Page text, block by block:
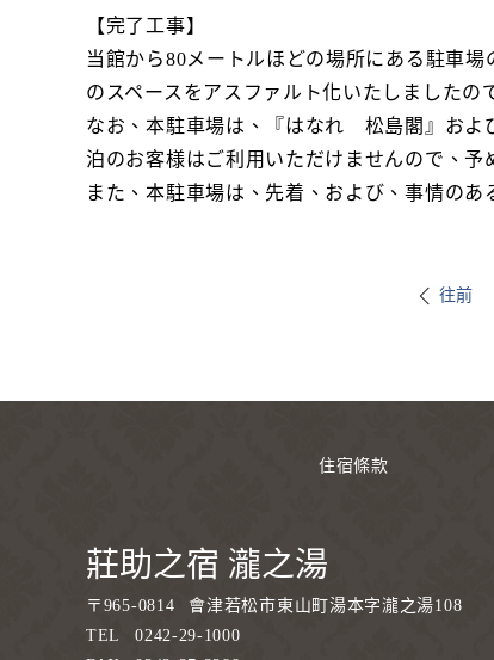
【完了工事】
当館から80メートルほどの場所にある駐車
のスペースをアスファルト化いたしましたの
なお、本駐車場は、『はなれ 松島閣』およ
泊のお客様はご利用いただけませんので、予
また、本駐車場は、先着、および、事情の
往前
住宿條款
莊助之宿 瀧之湯
〒 965-0814
會津若松市東山町湯本字瀧之湯108
TEL
0242-29-1000